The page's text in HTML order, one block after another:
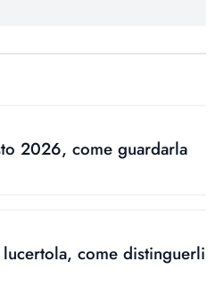
2026, come guardarla
come distinguerli